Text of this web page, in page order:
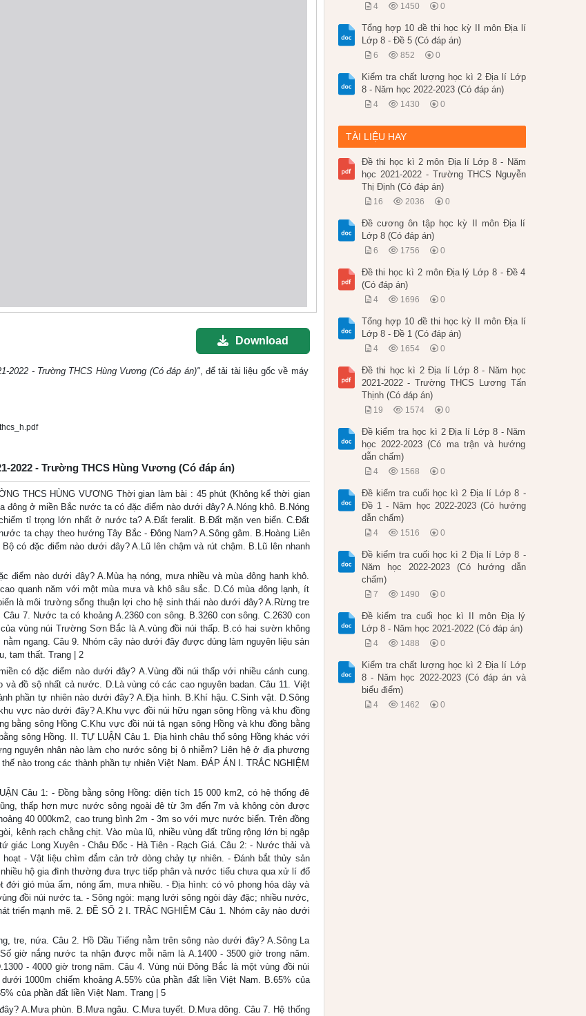
Download
- Trường THCS Hùng Vương (Có đáp án)", để tải tài liệu gốc về máy
2022 - Trường THCS Hùng Vương (Có đáp án)
THCS HÙNG VƯƠNG Thời gian làm bài : 45 phút (Không kể thời gian
đông ở miền Bắc nước ta có đặc điểm nào dưới đây? A.Nóng khô. B.Nóng
tỉ trọng lớn nhất ở nước ta? A.Đất feralit. B.Đất mặn ven biển. C.Đất
ta chạy theo hướng Tây Bắc - Đông Nam? A.Sông gâm. B.Hoàng Liên
có đặc điểm nào dưới đây? A.Lũ lên chậm và rút chậm. B.Lũ lên nhanh
điểm nào dưới đây? A.Mùa hạ nóng, mưa nhiều và mùa đông hanh khô.
quanh năm với một mùa mưa và khô sâu sắc. D.Có mùa đông lạnh, ít
là môi trường sống thuận lợi cho hệ sinh thái nào dưới đây? A.Rừng tre
7. Nước ta có khoảng A.2360 con sông. B.3260 con sông. C.2630 con
vùng núi Trường Sơn Bắc là A.vùng đồi núi thấp. B.có hai sườn không
ngang. Câu 9. Nhóm cây nào dưới đây được dùng làm nguyên liệu sản
tam thất. Trang | 2
có đặc điểm nào dưới đây? A.Vùng đồi núi thấp với nhiều cánh cung.
đồ sộ nhất cả nước. D.Là vùng có các cao nguyên badan. Câu 11. Việt
phần tự nhiên nào dưới đây? A.Địa hình. B.Khí hậu. C.Sinh vật. D.Sông
vực nào dưới đây? A.Khu vực đồi núi hữu ngạn sông Hồng và khu đồng
bằng sông Hồng C.Khu vực đồi núi tả ngạn sông Hồng và khu đồng bằng
sông Hồng. II. TỰ LUẬN Câu 1. Địa hình châu thổ sông Hồng khác với
nguyên nhân nào làm cho nước sông bị ô nhiễm? Liên hệ ở địa phương
nào trong các thành phần tự nhiên Việt Nam. ĐÁP ÁN I. TRẮC NGHIỆM
Câu 1: - Đồng bằng sông Hồng: diện tích 15 000 km2, có hệ thống đê
thấp hơn mực nước sông ngoài đê từ 3m đến 7m và không còn được
40 000km2, cao trung bình 2m - 3m so với mực nước biển. Trên đồng
kênh rạch chằng chịt. Vào mùa lũ, nhiều vùng đất trũng rộng lớn bị ngập
giác Long Xuyên - Châu Đốc - Hà Tiên - Rạch Giá. Câu 2: - Nước thải và
- Vật liệu chìm đắm cản trở dòng chảy tự nhiên. - Đánh bắt thủy sản
hộ gia đình thường đưa trực tiếp phân và nước tiểu chưa qua xử lí đổ
gió mùa ẩm, nóng ẩm, mưa nhiều. - Địa hình: có vỏ phong hóa dày và
đồi núi nước ta. - Sông ngòi: mạng lưới sông ngòi dày đặc; nhiều nước,
triển mạnh mẽ. 2. ĐỀ SỐ 2 I. TRẮC NGHIỆM Câu 1. Nhóm cây nào dưới
tre, nứa. Câu 2. Hồ Dầu Tiếng nằm trên sông nào dưới đây? A.Sông La
giờ nắng nước ta nhận được mỗi năm là A.1400 - 3500 giờ trong năm.
- 4000 giờ trong năm. Câu 4. Vùng núi Đông Bắc là một vùng đồi núi
1000m chiếm khoảng A.55% của phần đất liền Việt Nam. B.65% của
của phần đất liền Việt Nam. Trang | 5
A.Mưa phùn. B.Mưa ngâu. C.Mưa tuyết. D.Mưa dông. Câu 7. Hệ thống
4 1450 0
Tổng hợp 10 đề thi học kỳ II môn Địa lí
Lớp 8 - Đề 5 (Có đáp án)
6 852 0
Kiểm tra chất lượng học kì 2 Địa lí Lớp
8 - Năm học 2022-2023 (Có đáp án)
4 1430 0
TÀI LIỆU HAY
Đề thi học kì 2 môn Địa lí Lớp 8 - Năm
học 2021-2022 - Trường THCS Nguyễn
Thị Định (Có đáp án)
16 2036 0
Đề cương ôn tập học kỳ II môn Địa lí
Lớp 8 (Có đáp án)
6 1756 0
Đề thi học kì 2 môn Địa lý Lớp 8 - Đề 4
(Có đáp án)
4 1696 0
Tổng hợp 10 đề thi học kỳ II môn Địa lí
Lớp 8 - Đề 1 (Có đáp án)
4 1654 0
Đề thi học kì 2 Địa lí Lớp 8 - Năm học
2021-2022 - Trường THCS Lương Tấn
Thịnh (Có đáp án)
19 1574 0
Đề kiểm tra học kì 2 Địa lí Lớp 8 - Năm
học 2022-2023 (Có ma trận và hướng
dẫn chấm)
4 1568 0
Đề kiểm tra cuối học kì 2 Địa lí Lớp 8 -
Đề 1 - Năm học 2022-2023 (Có hướng
dẫn chấm)
4 1516 0
Đề kiểm tra cuối học kì 2 Địa lí Lớp 8 -
Năm học 2022-2023 (Có hướng dẫn
chấm)
7 1490 0
Đề kiểm tra cuối học kì II môn Địa lý
Lớp 8 - Năm học 2021-2022 (Có đáp án)
4 1488 0
Kiểm tra chất lượng học kì 2 Địa lí Lớp
8 - Năm học 2022-2023 (Có đáp án và
biểu điểm)
4 1462 0